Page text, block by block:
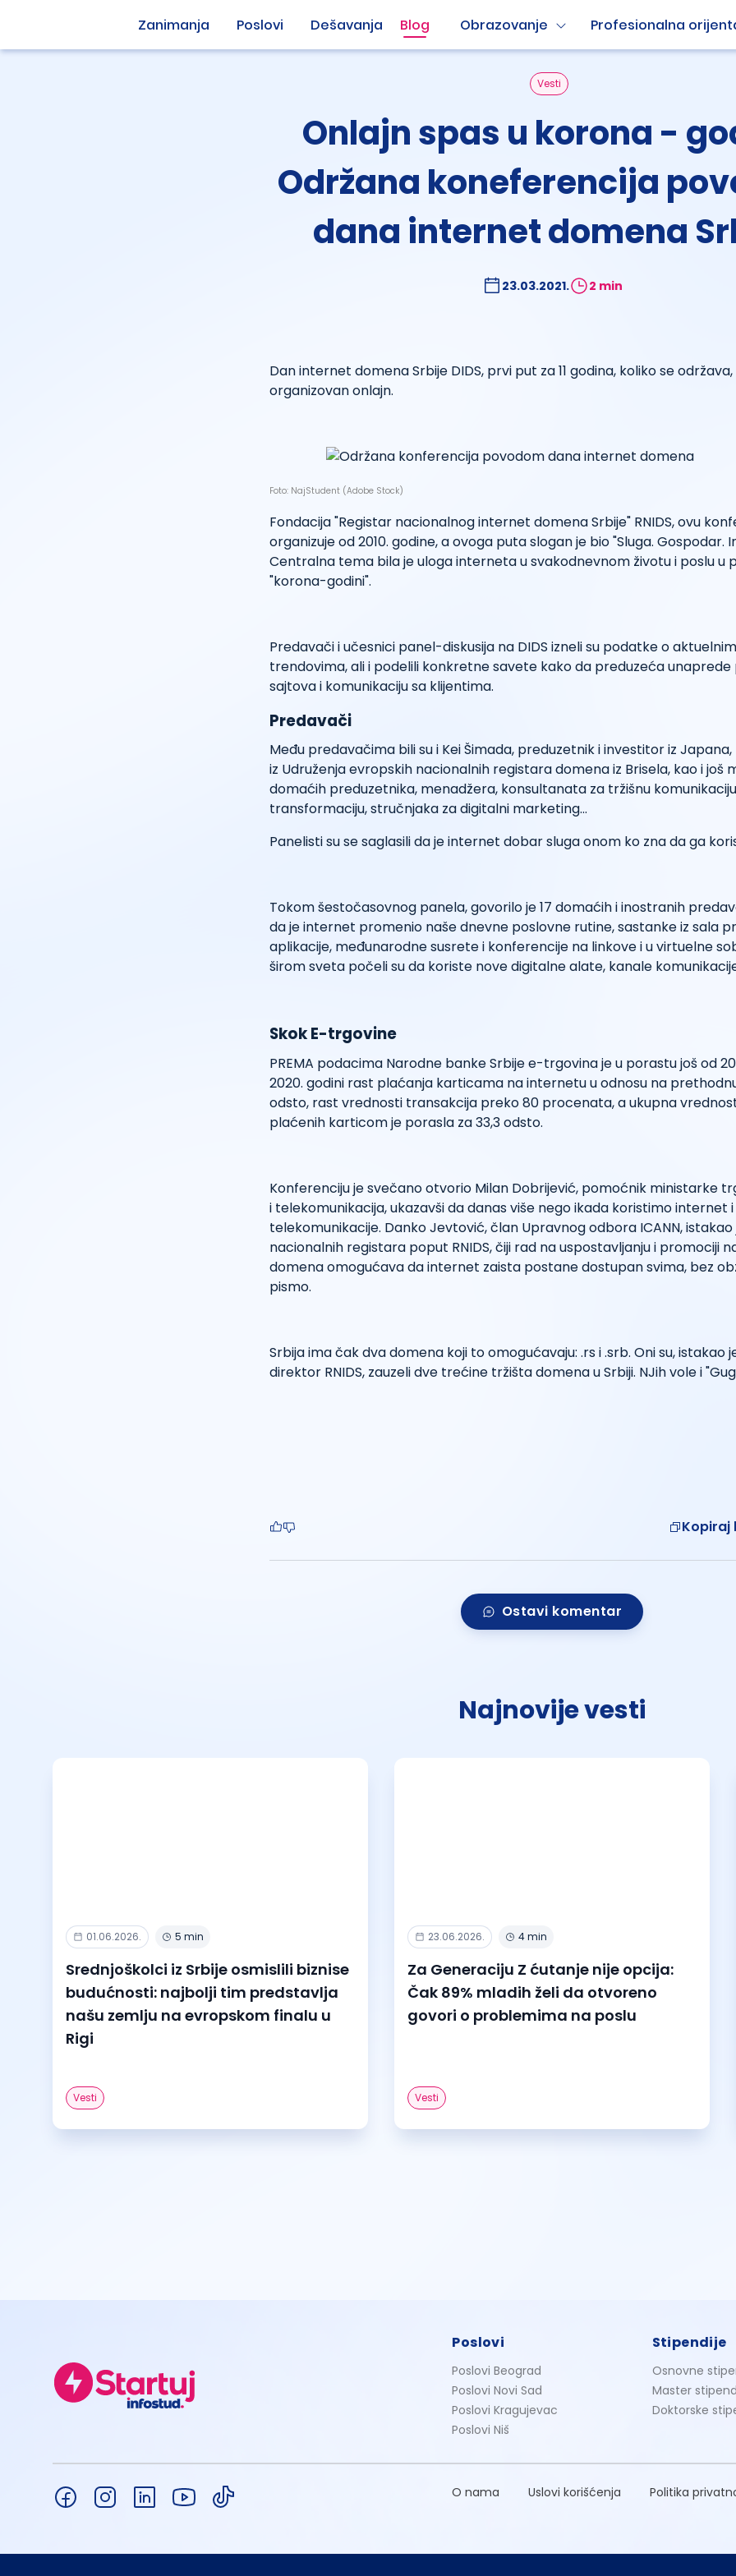
Zanimanja Poslovi Dešavanja Blog Obrazovanje Profesionalna
Vesti
Onlajn spas u korona -
Održana koneferencija
dana internet domena
23.03.2021. 2 min
Dan internet domena Srbije DIDS, prvi put za 11 godina, koliko se
organizovan onlajn.
Foto: NajStudent (Adobe Stock)
Fondacija "Registar nacionalnog internet domena Srbije" RNIDS, ovu
organizuje od 2010. godine, a ovoga puta slogan je bio "Sluga. Gospodar.
Centralna tema bila je uloga interneta u svakodnevnom životu i poslu u
"korona-godini".
Predavači i učesnici panel-diskusija na DIDS izneli su podatke o
trendovima, ali i podelili konkretne savete kako da preduzeća
sajtova i komunikaciju sa klijentima.
Predavači
Među predavačima bili su i Kei Šimada, preduzetnik i investitor iz
iz Udruženja evropskih nacionalnih registara domena iz Brisela, kao i još
domaćih preduzetnika, menadžera, konsultanata za tržišnu
transformaciju, stručnjaka za digitalni marketing...
Panelisti su se saglasili da je internet dobar sluga onom ko zna da ga
Tokom šestočasovnog panela, govorilo je 17 domaćih i inostranih
da je internet promenio naše dnevne poslovne rutine, sastanke iz sala
aplikacije, međunarodne susrete i konferencije na linkove i u virtuelne
širom sveta počeli su da koriste nove digitalne alate, kanale
Skok E-trgovine
PREMA podacima Narodne banke Srbije e-trgovina je u porastu još od
2020. godini rast plaćanja karticama na internetu u odnosu na prethodnu
odsto, rast vrednosti transakcija preko 80 procenata, a ukupna
plaćenih karticom je porasla za 33,3 odsto.
Konferenciju je svečano otvorio Milan Dobrijević, pomoćnik ministarke
i telekomunikacija, ukazavši da danas više nego ikada koristimo internet i
telekomunikacije. Danko Jevtović, član Upravnog odbora ICANN, istakao
nacionalnih registara poput RNIDS, čiji rad na uspostavljanju i promociji
domena omogućava da internet zaista postane dostupan svima, bez
pismo.
Srbija ima čak dva domena koji to omogućavaju: .rs i .srb. Oni su, istakao
direktor RNIDS, zauzeli dve trećine tržišta domena u Srbiji. NJih vole i
Kopiraj
Ostavi komentar
Najnovije vesti
01.06.2026. 5 min
Srednjoškolci iz Srbije osmislili biznise
budućnosti: najbolji tim predstavlja
našu zemlju na evropskom finalu u
Rigi
Vesti
23.06.2026. 4 min
Za Generaciju Z ćutanje nije opcija:
Čak 89% mladih želi da otvoreno
govori o problemima na poslu
Vesti
Poslovi
Poslovi Beograd
Poslovi Novi Sad
Poslovi Kragujevac
Poslovi Niš
Stipendije
Osnovne
Master
Doktorske
O nama Uslovi korišćenja Politika